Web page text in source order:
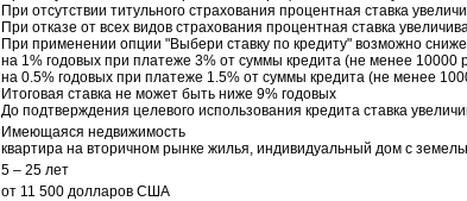
При отсутствии титульного страхования процентная ставка
При отказе от всех видов страхования процентная ставка
При применении опции "Выбери ставку по кредиту" возможно
на 1% годовых при платеже 3% от суммы кредита (не менее 10000
на 0.5% годовых при платеже 1.5% от суммы кредита (не менее
Итоговая ставка не может быть ниже 9% годовых
До подтверждения целевого использования кредита ставка
Имеющаяся недвижимость
квартира на вторичном рынке жилья, индивидуальный дом с
5 – 25 лет
от 11 500 долларов США